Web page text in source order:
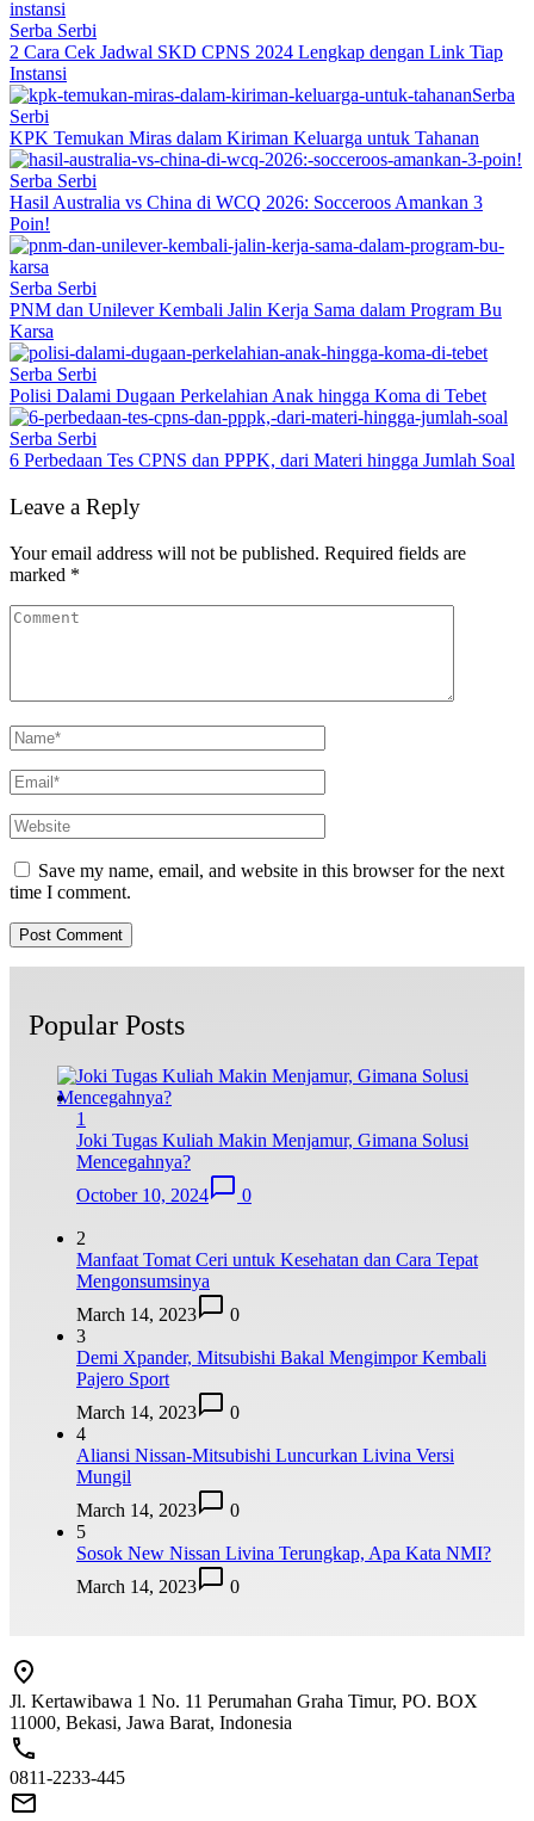
Serba Serbi
2 Cara Cek Jadwal SKD CPNS 2024 Lengkap dengan Link Tiap
Instansi
Serba
Serbi
KPK Temukan Miras dalam Kiriman Keluarga untuk Tahanan
Serba Serbi
Hasil Australia vs China di WCQ 2026: Socceroos Amankan 3
Poin!
Serba Serbi
PNM dan Unilever Kembali Jalin Kerja Sama dalam Program Bu
Karsa
Serba Serbi
Polisi Dalami Dugaan Perkelahian Anak hingga Koma di Tebet
Serba Serbi
6 Perbedaan Tes CPNS dan PPPK, dari Materi hingga Jumlah Soal
Leave a Reply
Your email address will not be published. Required fields are
marked *
Save my name, email, and website in this browser for the next
time I comment.
Popular Posts
1
Joki Tugas Kuliah Makin Menjamur, Gimana Solusi
Mencegahnya?
October 10, 2024
0
2
Manfaat Tomat Ceri untuk Kesehatan dan Cara Tepat
Mengonsumsinya
March 14, 2023
0
3
Demi Xpander, Mitsubishi Bakal Mengimpor Kembali
Pajero Sport
March 14, 2023
0
4
Aliansi Nissan-Mitsubishi Luncurkan Livina Versi
Mungil
March 14, 2023
0
5
Sosok New Nissan Livina Terungkap, Apa Kata NMI?
March 14, 2023
0
Jl. Kertawibawa 1 No. 11 Perumahan Graha Timur, PO. BOX
11000, Bekasi, Jawa Barat, Indonesia
0811-2233-445